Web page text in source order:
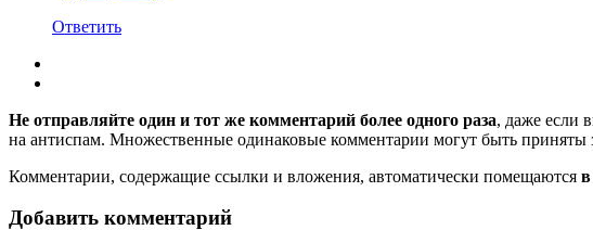
Ответить
Не отправляйте один и тот же комментарий более одного раза, даже если
на антиспам. Множественные одинаковые комментарии могут быть приняты
Комментарии, содержащие ссылки и вложения, автоматически помещаются
Добавить комментарий